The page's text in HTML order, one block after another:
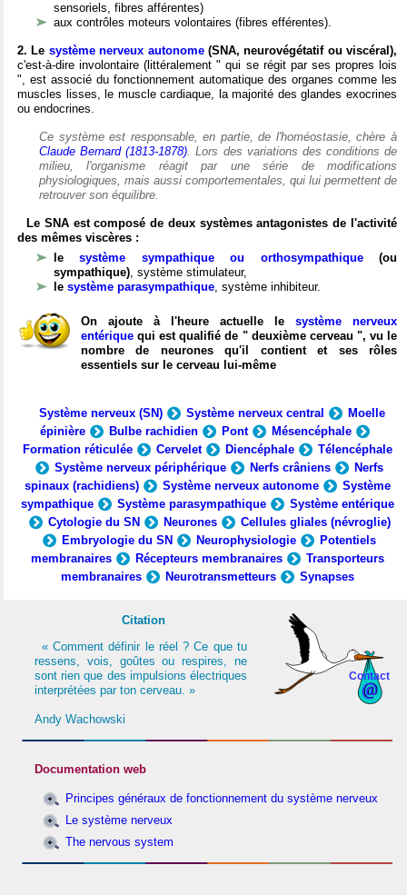
sensoriels, fibres afférentes)
aux contrôles moteurs volontaires (fibres efférentes).
2. Le système nerveux autonome(SNA, neurovégétatif ou viscéral),
c'est-à-dire involontaire (littéralement " qui se régit par ses propres lois
", est associé du fonctionnement automatique des organes comme les
muscles lisses, le muscle cardiaque, la majorité des glandes exocrines
ou endocrines.
Ce système est responsable, en partie, de l'homéostasie, chère à
Claude Bernard (1813-1878). Lors des variations des conditions de
milieu, l'organisme réagit par une série de modifications
physiologiques, mais aussi comportementales, qui lui permettent de
retrouver son équilibre.
Le SNA est composé de deux systèmes antagonistes de l'activité
des mêmes viscères :
lesystème sympathique ou orthosympathique(ou
sympathique), système stimulateur,
le système parasympathique, système inhibiteur.
On ajoute à l'heure actuelle le système nerveux
entérique qui est qualifié de " deuxième cerveau ", vu le
nombre de neurones qu'il contient et ses rôles
essentiels sur le cerveau lui-même
Système nerveux (SN) Système nerveux central
Moelle
épinière
Bulbe rachidien Pont
Mésencéphale
Formation réticulée
Cervelet Diencéphale
Télencéphale
Système nerveux périphérique
Nerfs crâniens
Nerfs
spinaux (rachidiens)
Système nerveux autonome
Système
sympathique
Système parasympathique
Système entérique
Cytologie du SN
Neurones
Cellules gliales (névroglie)
Embryologie du SN
Neurophysiologie
Potentiels
membranaires
Récepteurs membranaires
Transporteurs
membranaires
Neurotransmetteurs Synapses
Contact
Citation
« Comment définir le réel ? Ce que tu
ressens, vois, goûtes ou respires, ne
sont rien que des impulsions électriques
interprétées par ton cerveau. »
Andy Wachowski
Documentation web
Principes généraux de fonctionnement du système nerveux
Le système nerveux
The nervous system